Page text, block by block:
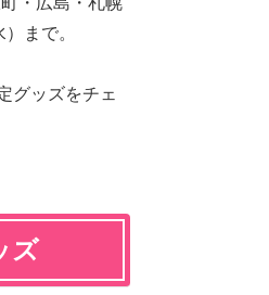
まで。
グッズをチェ
ズ